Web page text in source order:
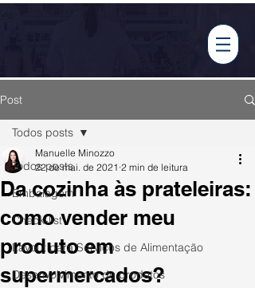
Post
Todos posts
Embalagem
Check-list
Layout para Serviços de Alimentação
Desenvolvimento de produtos
Todos posts
Da cozinha às prateleiras:
como vender meu
produto em
supermercados?
Manuelle Minozzo
22 de mai. de 2021 2 min de leitura